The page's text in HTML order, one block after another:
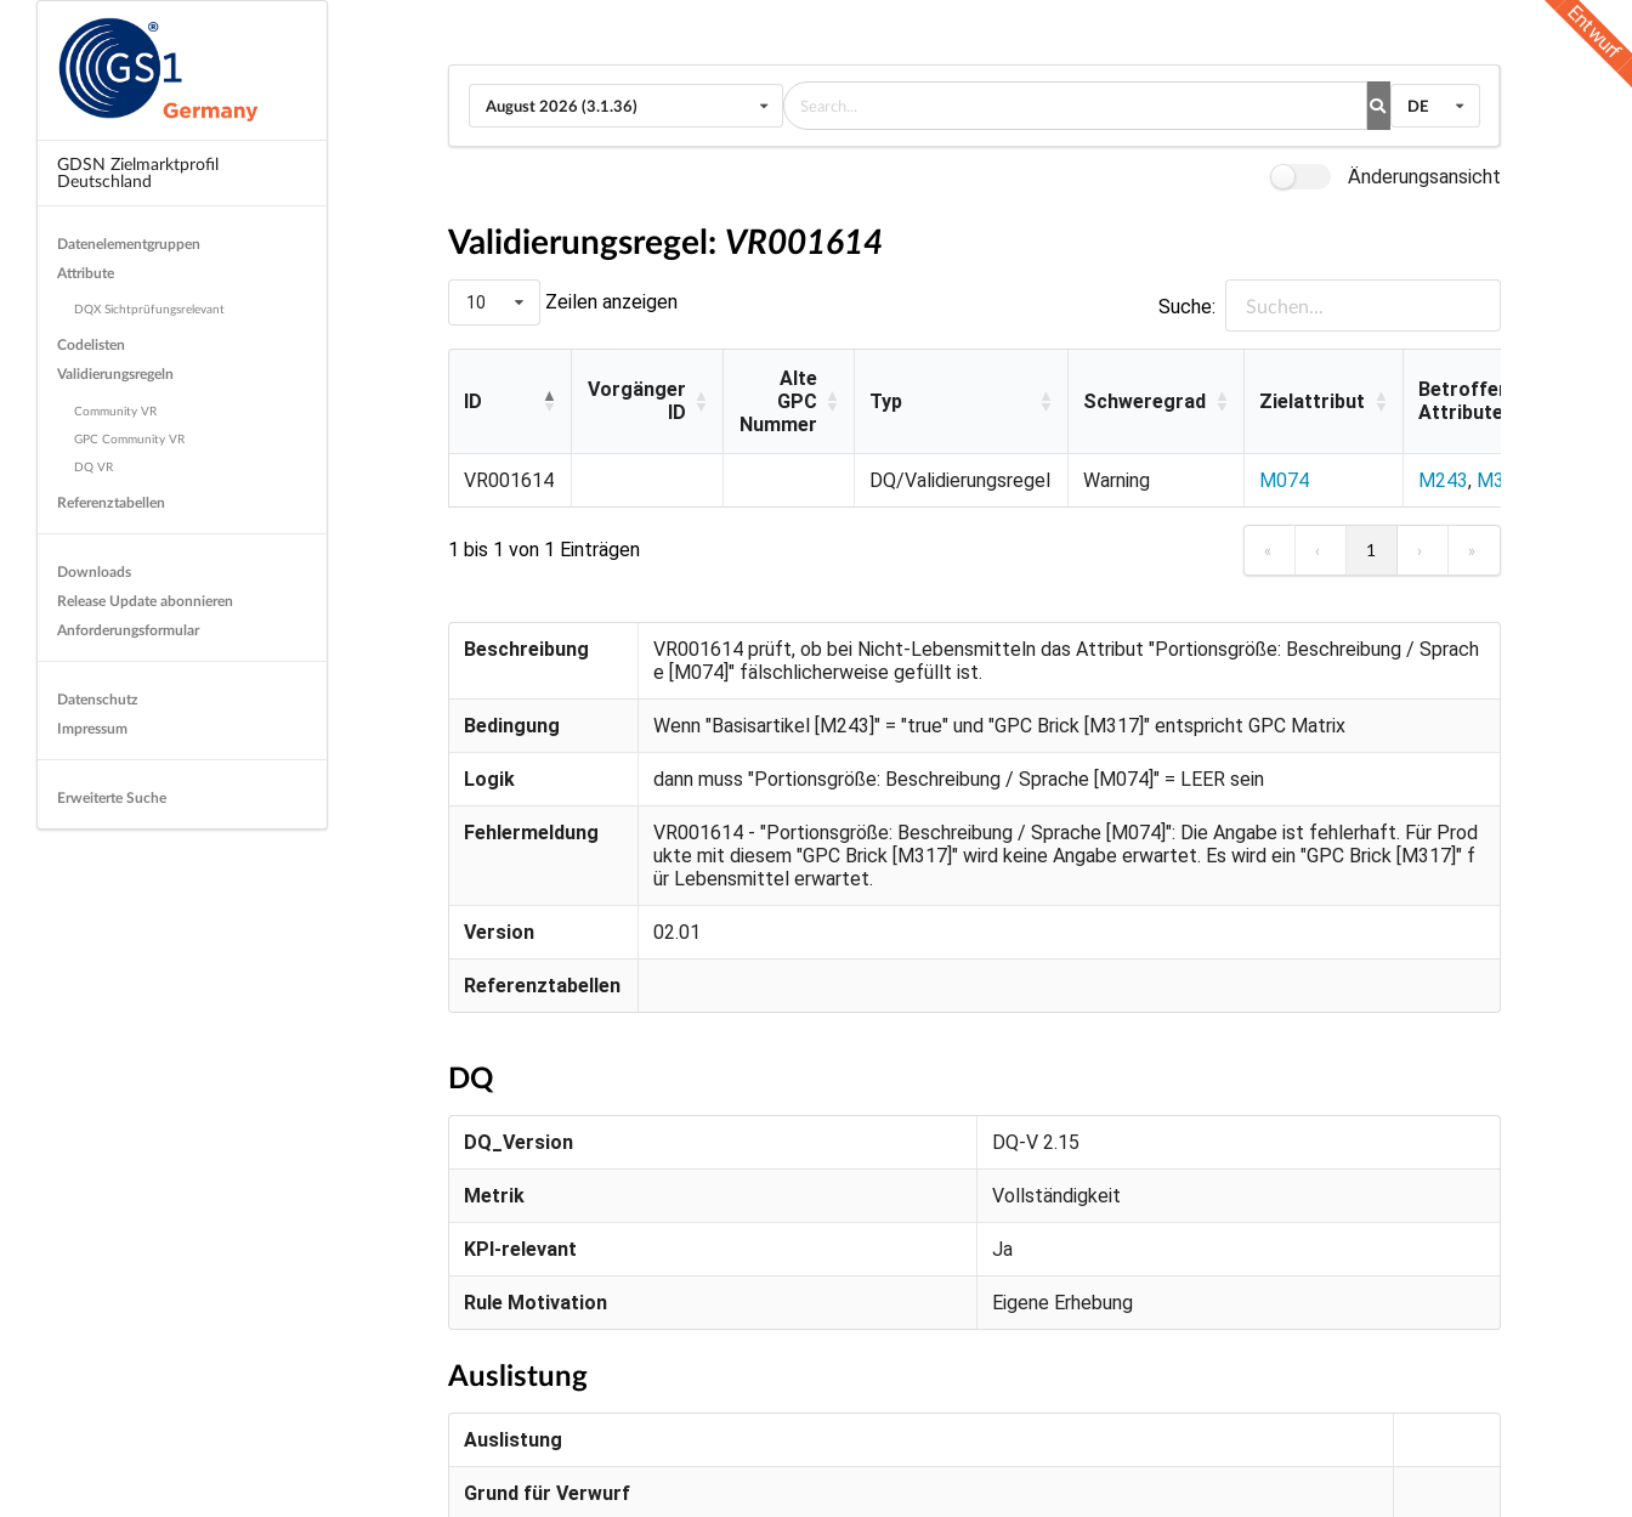
Entwurf
GDSN Zielmarktprofil
Deutschland
Datenelementgruppen
Attribute
DQX Sichtprüfungsrelevant
Codelisten
Validierungsregeln
Community VR
GPC Community VR
DQ VR
Referenztabellen
Downloads
Release Update abonnieren
Anforderungsformular
Datenschutz
Impressum
Erweiterte Suche
August 2026 (3.1.36) DE
Änderungsansicht
Validierungsregel: VR001614
10 Zeilen anzeigen Suche:
ID
Vorgänger
ID
Alte
GPC
Nummer
Typ Schweregrad Zielattribut
Betroffene
Attribute
Nummer
Attribute
VR001614 DQ/Validierungsregel Warning M074 M243, M317
1 bis 1 von 1 Einträgen « ‹ 1 › »
Beschreibung
VR001614 prüft, ob bei Nicht-Lebensmitteln das Attribut "Portionsgröße: Beschreibung / Sprach
e [M074]" fälschlicherweise gefüllt ist.
Bedingung Wenn "Basisartikel [M243]" = "true" und "GPC Brick [M317]" entspricht GPC Matrix
Logik dann muss "Portionsgröße: Beschreibung / Sprache [M074]" = LEER sein
Fehlermeldung
VR001614 - "Portionsgröße: Beschreibung / Sprache [M074]": Die Angabe ist fehlerhaft. Für Prod
ukte mit diesem "GPC Brick [M317]" wird keine Angabe erwartet. Es wird ein "GPC Brick [M317]" f
ür Lebensmittel erwartet.
Version 02.01
Referenztabellen
DQ
DQ_Version DQ-V 2.15
Metrik Vollständigkeit
KPI-relevant Ja
Rule Motivation Eigene Erhebung
Auslistung
Auslistung
Grund für Verwurf